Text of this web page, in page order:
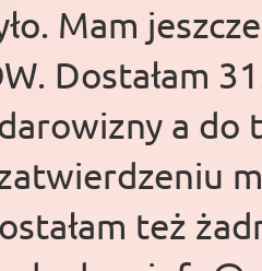
Mam
Dostałam
a do
też